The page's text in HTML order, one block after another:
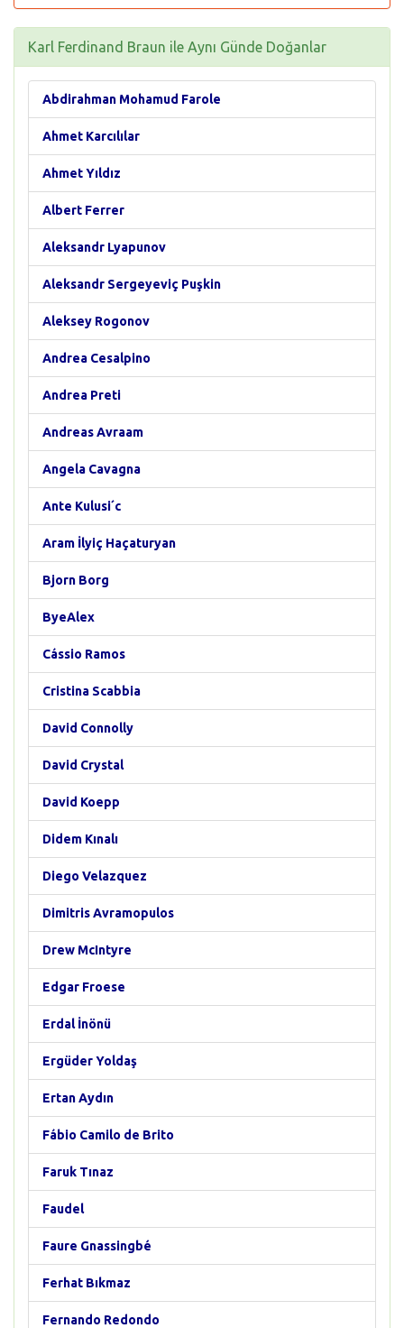
Karl Ferdinand Braun ile Aynı Günde Doğanlar
Abdirahman Mohamud Farole
Ahmet Karcılılar
Ahmet Yıldız
Albert Ferrer
Aleksandr Lyapunov
Aleksandr Sergeyeviç Puşkin
Aleksey Rogonov
Andrea Cesalpino
Andrea Preti
Andreas Avraam
Angela Cavagna
Ante Kulusi´c
Aram İlyiç Haçaturyan
Bjorn Borg
ByeAlex
Cássio Ramos
Cristina Scabbia
David Connolly
David Crystal
David Koepp
Didem Kınalı
Diego Velazquez
Dimitris Avramopulos
Drew McIntyre
Edgar Froese
Erdal İnönü
Ergüder Yoldaş
Ertan Aydın
Fábio Camilo de Brito
Faruk Tınaz
Faudel
Faure Gnassingbé
Ferhat Bıkmaz
Fernando Redondo